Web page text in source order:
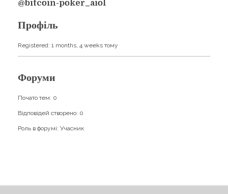
Бізнес допомога
Навчання
Карти Духів
@bitcoin-poker_aiol
Профіль
Registered: 1 months, 4 weeks тому
Форуми
Почато тем: 0
Відповідей створено: 0
Роль в форумі: Учасник